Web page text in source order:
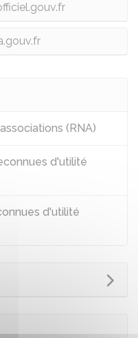
(RNA)
d'utilité
d'utilité